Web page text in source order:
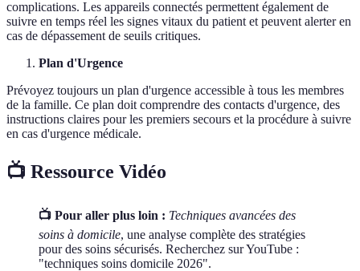
complications. Les appareils connectés permettent également de
suivre en temps réel les signes vitaux du patient et peuvent alerter en
cas de dépassement de seuils critiques.
Plan d'Urgence
Prévoyez toujours un plan d'urgence accessible à tous les membres
de la famille. Ce plan doit comprendre des contacts d'urgence, des
instructions claires pour les premiers secours et la procédure à suivre
en cas d'urgence médicale.
📺 Ressource Vidéo
📺 Pour aller plus loin : Techniques avancées des
soins à domicile, une analyse complète des stratégies
pour des soins sécurisés. Recherchez sur YouTube :
"techniques soins domicile 2026".